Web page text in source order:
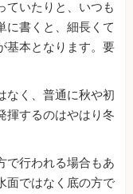
ていたりと、いつも
に書くと、細長くて
基本となります。要
なく、普通に秋や初
揮するのはやはり冬
で行われる場合もあ
面ではなく底の方で